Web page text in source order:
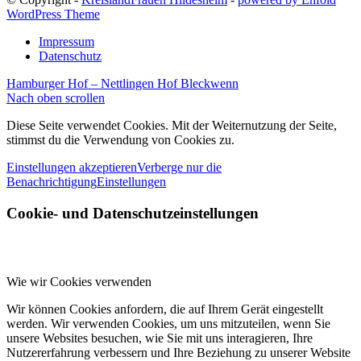
WordPress Theme
Impressum
Datenschutz
Hamburger Hof – Nettlingen Hof Bleckwenn
Nach oben scrollen
Diese Seite verwendet Cookies. Mit der Weiternutzung der Seite,
stimmst du die Verwendung von Cookies zu.
Einstellungen akzeptierenVerberge nur die
BenachrichtigungEinstellungen
Cookie- und Datenschutzeinstellungen
Wie wir Cookies verwenden
Wir können Cookies anfordern, die auf Ihrem Gerät eingestellt
werden. Wir verwenden Cookies, um uns mitzuteilen, wenn Sie
unsere Websites besuchen, wie Sie mit uns interagieren, Ihre
Nutzererfahrung verbessern und Ihre Beziehung zu unserer Website